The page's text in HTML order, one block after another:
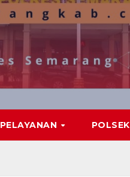
PELAYANAN POLSEK